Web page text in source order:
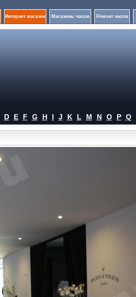
Интернет магазин Магазины часов Ремонт часов
D E F G H I J K L M N O P Q